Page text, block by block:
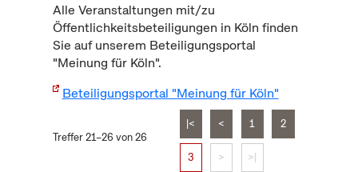
Alle Veranstaltungen mit/zu
Öffentlichkeitsbeteiligungen in Köln finden
Sie auf unserem Beteiligungsportal
"Meinung für Köln".
Beteiligungsportal "Meinung für Köln"
Treffer 21–26 von 26
|< < 1 2
3 > >|